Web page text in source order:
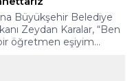
Büyükşehir Belediye
Zeydan Karalar, “Ben
öğretmen eşiyim...